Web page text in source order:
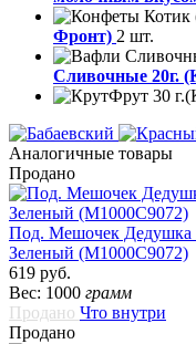
Фронт) 2 шт.
Сливочные 20г.
Аналогичные товары
Продано
Под. Мешочек Дедушка
Зеленый (М1000С9072)
619 руб.
Вес: 1000 грамм
Продано Что внутри
Продано